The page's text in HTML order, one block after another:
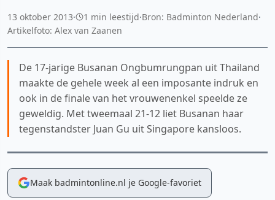
13 oktober 2013· 1 min leestijd·Bron: Badminton Nederland·
Artikelfoto: Alex van Zaanen
De 17-jarige Busanan Ongbumrungpan uit Thailand
maakte de gehele week al een imposante indruk en
ook in de finale van het vrouwenenkel speelde ze
geweldig. Met tweemaal 21-12 liet Busanan haar
tegenstandster Juan Gu uit Singapore kansloos.
Maak badmintonline.nl je Google-favoriet